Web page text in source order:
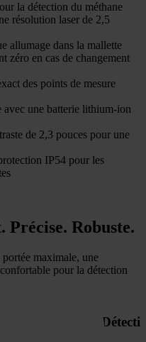
la détection du méthane
résolution laser de 2,5
allumage dans la mallette
zéro en cas de changement
des points de mesure
avec une batterie lithium-ion
de 2,3 pouces pour une
IP54 pour les
Robuste.
maximale, une
pour la détection